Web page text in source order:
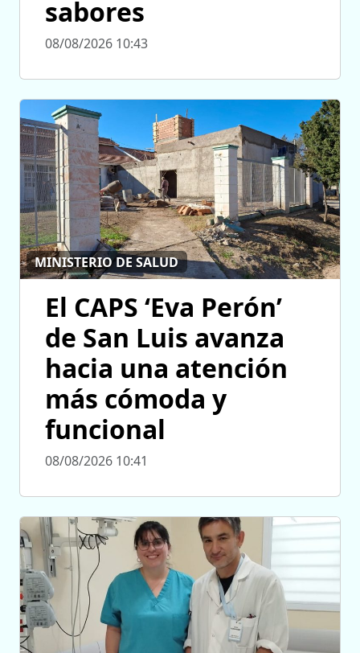
sabores
08/08/2026 10:43
MINISTERIO DE SALUD
El CAPS ‘Eva Perón’
de San Luis avanza
hacia una atención
más cómoda y
funcional
08/08/2026 10:41